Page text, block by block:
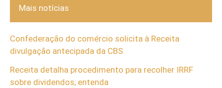
Mais notícias
Confederação do comércio solicita à Receita
divulgação antecipada da CBS
Receita detalha procedimento para recolher IRRF
sobre dividendos; entenda